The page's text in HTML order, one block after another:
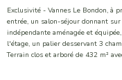
Exclusivité - Vannes Le Bondon, à
entrée, un salon-séjour donnant
indépendante aménagée et
l'étage, un palier desservant 3
Terrain clos et arboré de 432 m²